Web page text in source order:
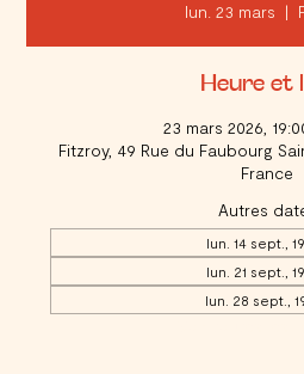
lun. 23 mars
  |
Heure et
23 mars 2026,
Fitzroy, 49 Rue du Faubourg
France
Autres
lun. 14 sept.,
lun. 21 sept.,
lun. 28 sept.,